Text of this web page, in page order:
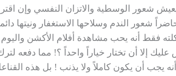
شعور الوسطية والاتزان النفسي وإن
الندم وسلاحها الاستغفار ونيتها دائماً
فقط أنه يحب مشاهدة أفلام الأكشن واليوم
إلا أن تختار خياراً واحداً ؟! مما دفعه
يجب أن يكون كاملاً ولا يذنب ! بل هذه